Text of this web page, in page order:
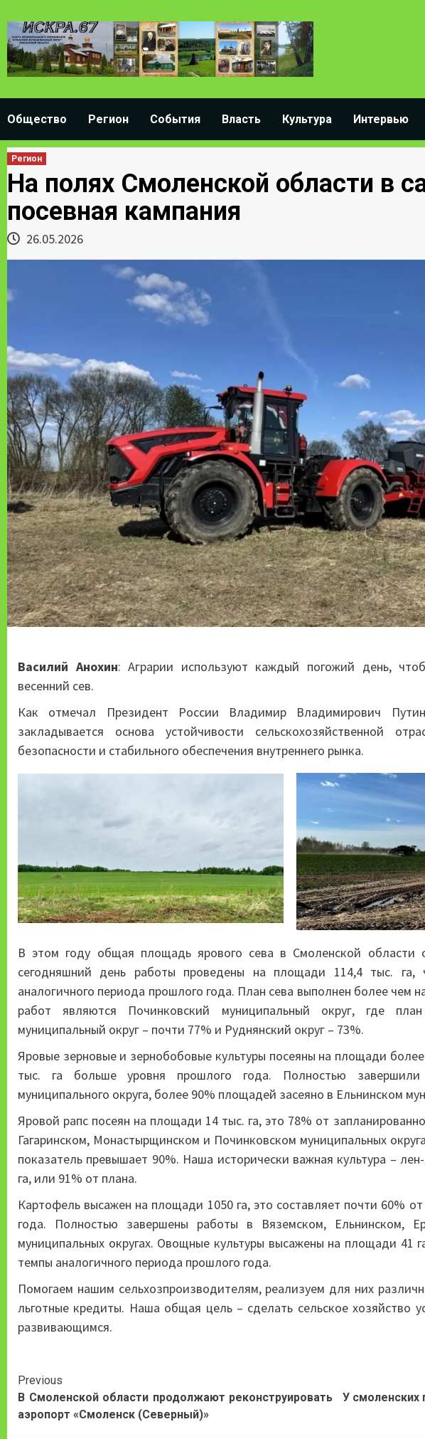
to
content
Общество Регион События Власть Культура Интервью
Регион
На полях Смоленской области в
посевная кампания
26.05.2026
Василий Анохин: Аграрии используют каждый погожий день,
весенний сев.
Как отмечал Президент России Владимир Владимирович
закладывается основа устойчивости сельскохозяйственной
безопасности и стабильного обеспечения внутреннего рынка.
В этом году общая площадь ярового сева в Смоленской области
сегодняшний день работы проведены на площади 114,4 тыс. га,
аналогичного периода прошлого года. План сева выполнен более чем
работ являются Починковский муниципальный округ, где
муниципальный округ – почти 77% и Руднянский округ – 73%.
Яровые зерновые и зернобобовые культуры посеяны на площади
тыс. га больше уровня прошлого года. Полностью завершили
муниципального округа, более 90% площадей засеяно в Ельнинском
Яровой рапс посеян на площади 14 тыс. га, это 78% от
Гагаринском, Монастырщинском и Починковском муниципальных
показатель превышает 90%. Наша исторически важная культура –
га, или 91% от плана.
Картофель высажен на площади 1050 га, это составляет почти 60%
года. Полностью завершены работы в Вяземском, Ельнинском,
муниципальных округах. Овощные культуры высажены на площади 41
темпы аналогичного периода прошлого года.
Помогаем нашим сельхозпроизводителям, реализуем для них
льготные кредиты. Наша общая цель – сделать сельское хозяйство
развивающимся.
Continue
Reading
Previous
В Смоленской области продолжают реконструировать
аэропорт «Смоленск (Северный)»
У смоленских